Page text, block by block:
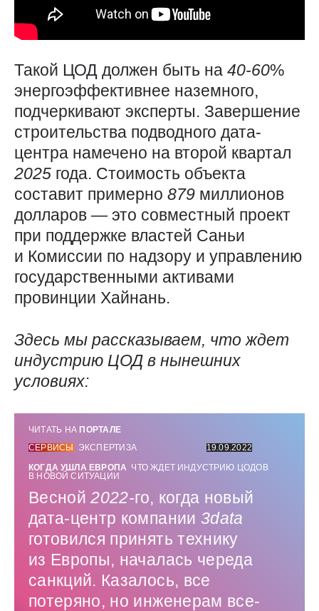
Такой ЦОД должен быть на 40-60%
энергоэффективнее наземного,
подчеркивают эксперты. Завершение
строительства подводного дата-
центра намечено на второй квартал
2025 года. Стоимость объекта
составит примерно 879 миллионов
долларов — это совместный проект
при поддержке властей Саньи
и Комиссии по надзору и управлению
государственными активами
провинции Хайнань.
Здесь мы рассказываем, что ждет
индустрию ЦОД в нынешних
условиях:
ЧИТАТЬ НА ПОРТАЛЕ
СЕРВИСЫ
ЭКСПЕРТИЗА
19.09.2022
КОГДА УШЛА ЕВРОПА ЧТО ЖДЕТ ИНДУСТРИЮ ЦОДОВ
В НОВОЙ СИТУАЦИИ
Весной2022-го, когда новый
дата-центр компании 3data
готовился принять технику
из Европы, началась череда
санкций. Казалось, все
потеряно, но инженерам все-